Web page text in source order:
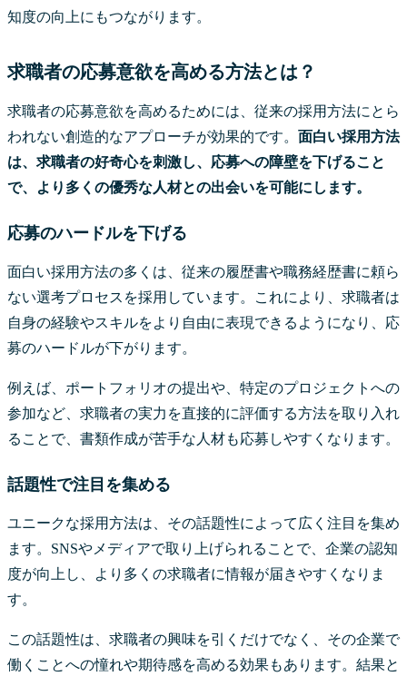
知度の向上にもつながります。
求職者の応募意欲を高める方法とは？
求職者の応募意欲を高めるためには、従来の採用方法にとら
われない創造的なアプローチが効果的です。 面白い採用方法
は、求職者の好奇心を刺激し、応募への障壁を下げること
で、より多くの優秀な人材との出会いを可能にします。
応募のハードルを下げる
面白い採用方法の多くは、従来の履歴書や職務経歴書に頼ら
ない選考プロセスを採用しています。これにより、求職者は
自身の経験やスキルをより自由に表現できるようになり、応
募のハードルが下がります。
例えば、ポートフォリオの提出や、特定のプロジェクトへの
参加など、求職者の実力を直接的に評価する方法を取り入れ
ることで、書類作成が苦手な人材も応募しやすくなります。
話題性で注目を集める
ユニークな採用方法は、その話題性によって広く注目を集め
ます。SNSやメディアで取り上げられることで、企業の認知
度が向上し、より多くの求職者に情報が届きやすくなりま
す。
この話題性は、求職者の興味を引くだけでなく、その企業で
働くことへの憧れや期待感を高める効果もあります。結果と